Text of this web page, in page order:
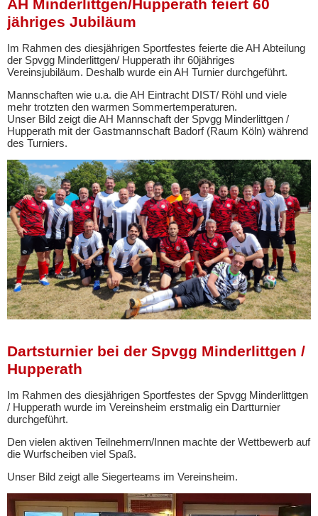
AH Minderlittgen/Hupperath feiert 60
jähriges Jubiläum
Im Rahmen des diesjährigen Sportfestes feierte die AH Abteilung
der Spvgg Minderlittgen/ Hupperath ihr 60jähriges
Vereinsjubiläum. Deshalb wurde ein AH Turnier durchgeführt.
Mannschaften wie u.a. die AH Eintracht DIST/ Röhl und viele
mehr trotzten den warmen Sommertemperaturen.
Unser Bild zeigt die AH Mannschaft der Spvgg Minderlittgen /
Hupperath mit der Gastmannschaft Badorf (Raum Köln) während
des Turniers.
Dartsturnier bei der Spvgg Minderlittgen /
Hupperath
Im Rahmen des diesjährigen Sportfestes der Spvgg Minderlittgen
/ Hupperath wurde im Vereinsheim erstmalig ein Dartturnier
durchgeführt.
Den vielen aktiven Teilnehmern/Innen machte der Wettbewerb auf
die Wurfscheiben viel Spaß.
Unser Bild zeigt alle Siegerteams im Vereinsheim.